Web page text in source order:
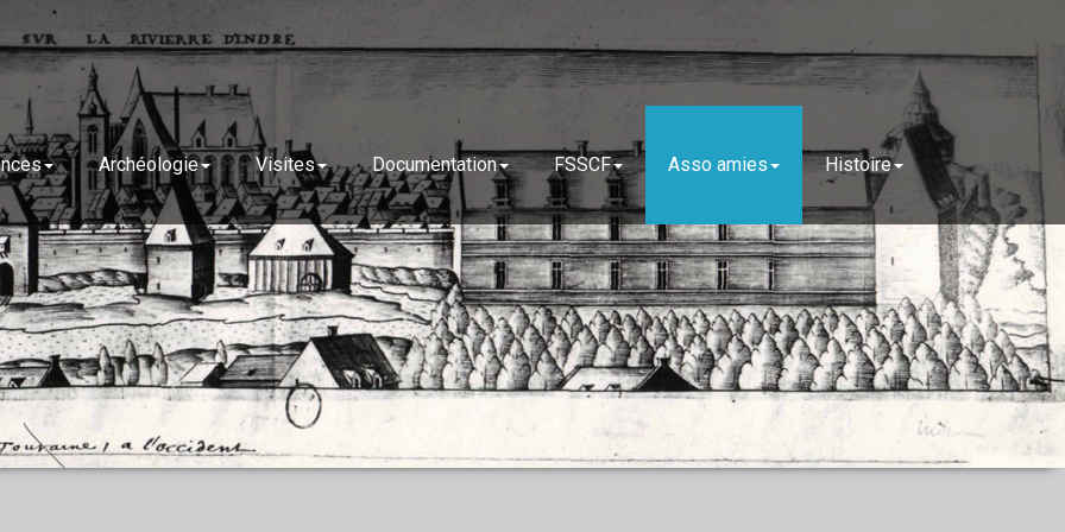
Archéologie Visites Documentation FSSCF Asso amies Histoire